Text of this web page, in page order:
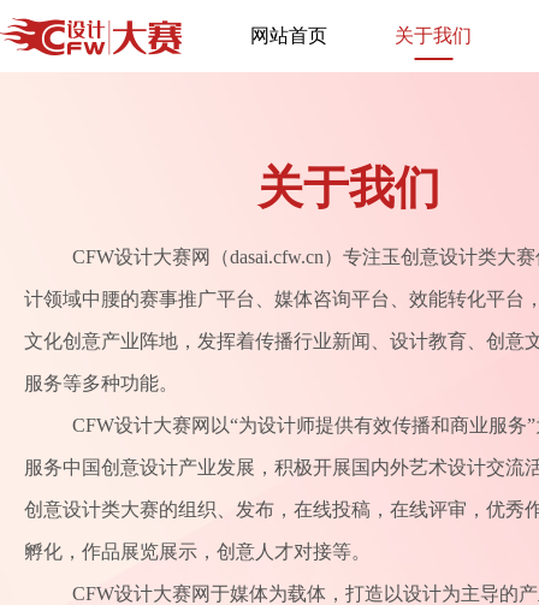
网站首页 关于我们
关于我们
CFW设计大赛网（dasai.cfw.cn）专注玉创意设计类大
计领域中腰的赛事推广平台、媒体咨询平台、效能转化平台
文化创意产业阵地，发挥着传播行业新闻、设计教育、创意
服务等多种功能。
CFW设计大赛网以“为设计师提供有效传播和商业服务
服务中国创意设计产业发展，积极开展国内外艺术设计交流
创意设计类大赛的组织、发布，在线投稿，在线评审，优秀
孵化，作品展览展示，创意人才对接等。
CFW设计大赛网于媒体为载体，打造以设计为主导的